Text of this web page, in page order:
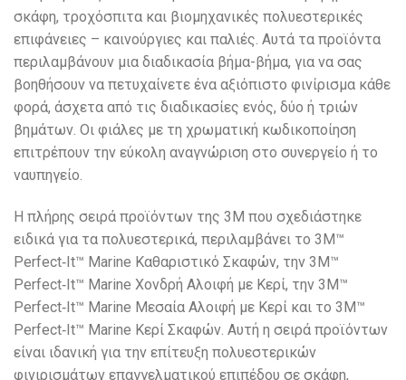
σκάφη, τροχόσπιτα και βιομηχανικές πολυεστερικές
επιφάνειες – καινούργιες και παλιές. Αυτά τα προϊόντα
περιλαμβάνουν μια διαδικασία βήμα-βήμα, για να σας
βοηθήσουν να πετυχαίνετε ένα αξιόπιστο φινίρισμα κάθε
φορά, άσχετα από τις διαδικασίες ενός, δύο ή τριών
βημάτων. Οι φιάλες με τη χρωματική κωδικοποίηση
επιτρέπουν την εύκολη αναγνώριση στο συνεργείο ή το
ναυπηγείο.
Η πλήρης σειρά προϊόντων της 3M που σχεδιάστηκε
ειδικά για τα πολυεστερικά, περιλαμβάνει το 3M™
Perfect‐It™ Marine Καθαριστικό Σκαφών, την 3M™
Perfect‐It™ Marine Χονδρή Αλοιφή με Κερί, την 3M™
Perfect‐It™ Marine Μεσαία Αλοιφή με Κερί και το 3M™
Perfect‐It™ Marine Κερί Σκαφών. Αυτή η σειρά προϊόντων
είναι ιδανική για την επίτευξη πολυεστερικών
φινιρισμάτων επαγγελματικού επιπέδου σε σκάφη,